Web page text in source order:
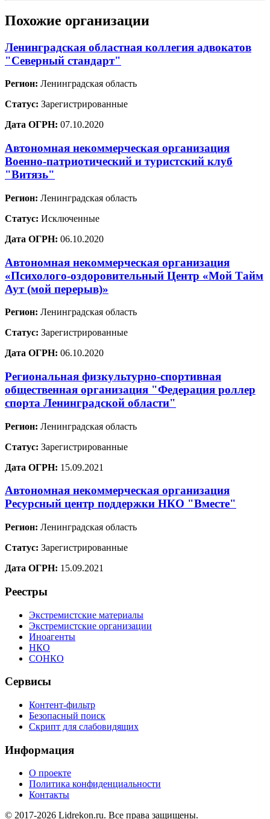
Похожие организации
Ленинградская областная коллегия адвокатов
"Северный стандарт"
Регион: Ленинградская область
Статус: Зарегистрированные
Дата ОГРН: 07.10.2020
Автономная некоммерческая организация
Военно-патриотический и туристский клуб
"Витязь"
Регион: Ленинградская область
Статус: Исключенные
Дата ОГРН: 06.10.2020
Автономная некоммерческая организация
«Психолого-оздоровительный Центр «Мой Тайм
Аут (мой перерыв)»
Регион: Ленинградская область
Статус: Зарегистрированные
Дата ОГРН: 06.10.2020
Региональная физкультурно-спортивная
общественная организация "Федерация роллер
спорта Ленинградской области"
Регион: Ленинградская область
Статус: Зарегистрированные
Дата ОГРН: 15.09.2021
Автономная некоммерческая организация
Ресурсный центр поддержки НКО "Вместе"
Регион: Ленинградская область
Статус: Зарегистрированные
Дата ОГРН: 15.09.2021
Реестры
Экстремистские материалы
Экстремистские организации
Иноагенты
НКО
СОНКО
Сервисы
Контент-фильтр
Безопасный поиск
Скрипт для слабовидящих
Информация
О проекте
Политика конфиденциальности
Контакты
© 2017-2026 Lidrekon.ru. Все права защищены.